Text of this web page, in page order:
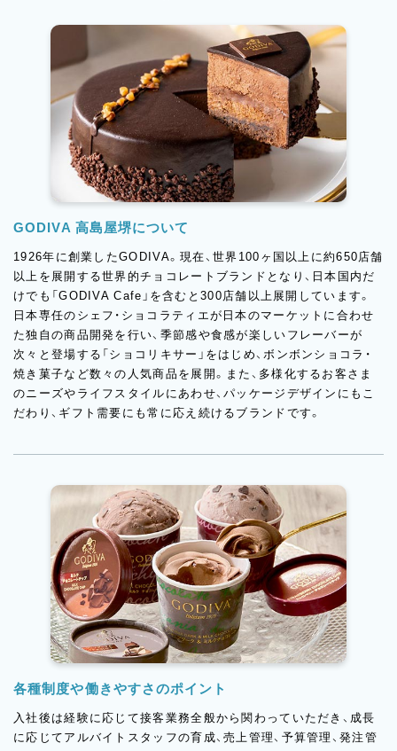
GODIVA 高島屋堺について
1926年に創業したGODIVA。現在、世界100ヶ国以上に約650店舗
以上を展開する世界的チョコレートブランドとなり、日本国内だ
けでも「GODIVA Cafe」を含むと300店舗以上展開しています。
日本専任のシェフ・ショコラティエが日本のマーケットに合わせ
た独自の商品開発を行い、季節感や食感が楽しいフレーバーが
次々と登場する「ショコリキサー」をはじめ、ボンボンショコラ・
焼き菓子など数々の人気商品を展開。また、多様化するお客さま
のニーズやライフスタイルにあわせ、パッケージデザインにもこ
だわり、ギフト需要にも常に応え続けるブランドです。
各種制度や働きやすさのポイント
入社後は経験に応じて接客業務全般から関わっていただき、成長
に応じてアルバイトスタッフの育成、売上管理、予算管理、発注管